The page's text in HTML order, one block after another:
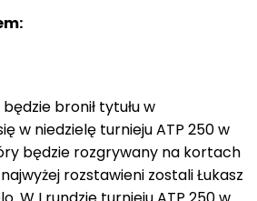
bronił tytułu w
w niedzielę turnieju ATP 250 w
będzie rozgrywany na kortach
rozstawieni zostali Łukasz